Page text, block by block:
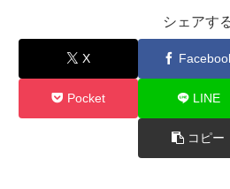
シェアす
X
Pocket LINE
コピー